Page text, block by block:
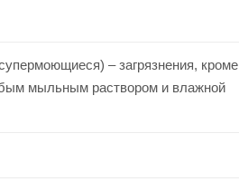
– загрязнения, кроме
мыльным раствором и влажной